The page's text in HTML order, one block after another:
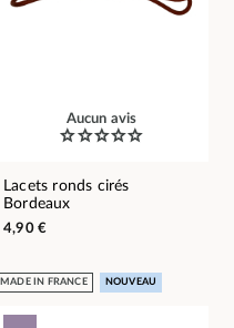
Aucun avis
Lacets ronds cirés
Bordeaux
4,90 €
MADE IN FRANCE NOUVEAU